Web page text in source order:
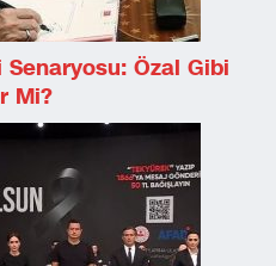
Senaryosu: Özal Gibi
Mi?